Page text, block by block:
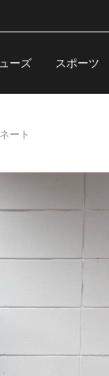
ーズ スポーツ
ート